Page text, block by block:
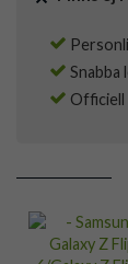
Snabba
Officiell